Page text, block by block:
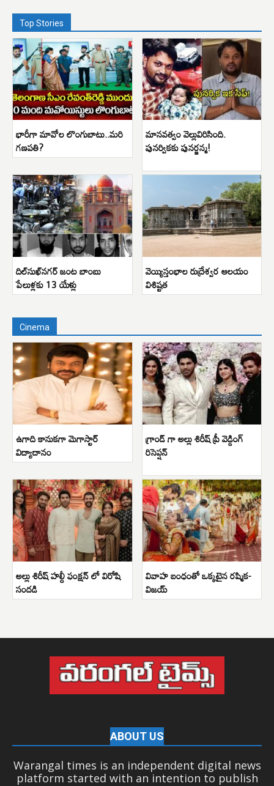
Top Stories
భారీగా మావోల లొంగుబాటు..మరి
గణపతి?
మానవత్వం వెల్లువిరిసింది.
పునర్వికకు పునర్జన్మ!
దిల్‌సుఖ్‌నగర్ జంట బాంబు
పేలుళ్లకు 13 యేళ్లు
వెయ్యిస్తంభాల రుద్రేశ్వర ఆలయం
విశిష్టత
Cinema
ఉగాది కానుకగా మెగాస్టార్
విద్యాదానం
గ్రాండ్ గా అల్లు శిరీష్ ప్రీ వెడ్డింగ్
రిసెప్షన్
అల్లు శిరీష్ హల్దీ ఫంక్షన్ లో విరోషి
సందడి
వివాహ బంధంతో ఒక్కటైన రష్మిక-
విజయ్
ABOUT US
Warangal times is an independent digital news
platform started with an intention to publish